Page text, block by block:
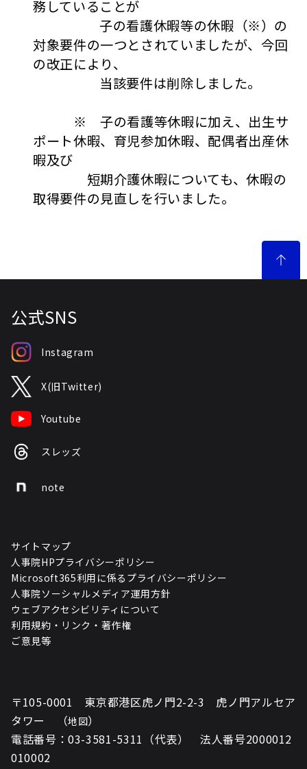
務していることが
子の看護休暇等の休暇（※）の
対象要件の一つとされていましたが、今回
の改正により、
当該要件は削除しました。
※ 子の看護等休暇に加え、出生サ
ポート休暇、育児参加休暇、配偶者出産休
暇及び
短期介護休暇についても、休暇の
取得要件の見直しを行いました。
公式SNS
Instagram
X(旧Twitter)
Youtube
スレッズ
note
サイトマップ
人事院HPプライバシーポリシー
Microsoft365利用に係るプライバシーポリシー
人事院ソーシャルメディア運用方針
ウェブアクセシビリティについて
利用規約・リンク・著作権
ご意見等
〒105-0001 東京都港区虎ノ門2-2-3 虎ノ門アルセア
タワー （地図）
電話番号：03-3581-5311（代表） 法人番号2000012
010002